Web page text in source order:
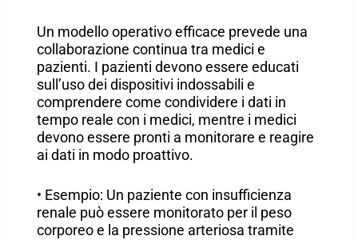
Un modello operativo efficace prevede una
collaborazione continua tra medici e
pazienti. I pazienti devono essere educati
sull’uso dei dispositivi indossabili e
comprendere come condividere i dati in
tempo reale con i medici, mentre i medici
devono essere pronti a monitorare e reagire
ai dati in modo proattivo.
• Esempio: Un paziente con insufficienza
renale può essere monitorato per il peso
corporeo e la pressione arteriosa tramite